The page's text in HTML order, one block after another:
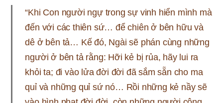
“Khi Con người ngự trong sự vinh hiển mình mà
đến với các thiên sứ… để chiên ở bên hữu và
dê ở bên tả… Kế đó, Ngài sẽ phán cùng những
người ở bên tả rằng: Hỡi kẻ bị rủa, hãy lui ra
khỏi ta; đi vào lửa đời đời đã sắm sẵn cho ma
quỉ và những quỉ sứ nó… Rồi những kẻ nầy sẽ